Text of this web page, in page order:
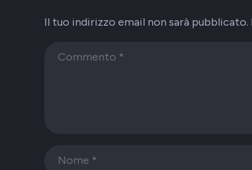
Il tuo indirizzo email non sarà pubblicato.